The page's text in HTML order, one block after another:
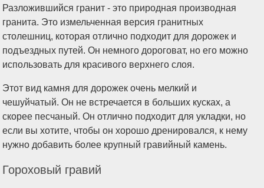
Разложившийся гранит - это природная производная
гранита. Это измельченная версия гранитных
столешниц, которая отлично подходит для дорожек и
подъездных путей. Он немного дороговат, но его можно
использовать для красивого верхнего слоя.
Этот вид камня для дорожек очень мелкий и
чешуйчатый. Он не встречается в больших кусках, а
скорее песчаный. Он отлично подходит для укладки, но
если вы хотите, чтобы он хорошо дренировался, к нему
нужно добавить более крупный гравийный камень.
Гороховый гравий